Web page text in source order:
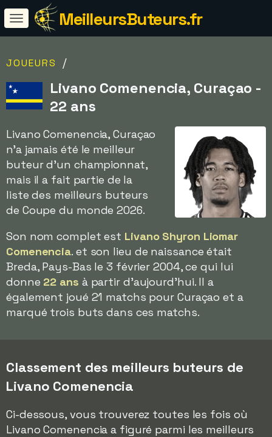
MeilleursButeurs.fr
JOUEURS /
Livano Comenencia, Curaçao -
22 ans
Livano Comenencia, Curaçao
n'a jamais été le meilleur
buteur d'un championnat,
mais il a fait partie de la
liste des meilleurs buteurs
de Coupe du monde 2026.
Son nom complet est Livano Shyron Liomar
Comenencia. et son lieu de naissance était
Breda, Pays-Bas le 3 février 2004, ce qui lui
donne 22 ans à partir d'aujourd'hui. Il a
également joué 21 matchs pour Curaçao et a
marqué trois buts dans ces matchs.
Classement des meilleurs buteurs de
Livano Comenencia
Ci-dessous, vous trouverez toutes les fois où
Livano Comenencia a figuré parmi les meilleurs